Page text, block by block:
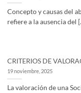
Concepto y causas del
refiere a la ausencia del
CRITERIOS DE
19 noviembre, 2025
La valoración de una